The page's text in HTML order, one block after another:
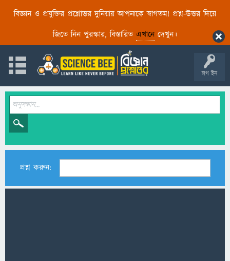
বিজ্ঞান ও প্রযুক্তির প্রশ্নোত্তর দুনিয়ায় আপনাকে স্বাগতম! প্রশ্ন-উত্তর দিয়ে
জিতে নিন পুরস্কার, বিস্তারিত এখানেদেখুন।
লগ ইন
প্রশ্ন করুন: